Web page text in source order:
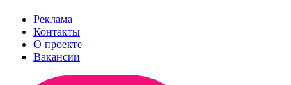
Реклама
Контакты
О проекте
Вакансии